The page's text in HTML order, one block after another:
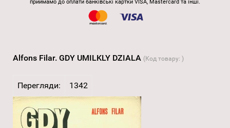
приймамо до оплати банківські картки VISA, Mastercard та інші.
Alfons Filar. GDY UMILKLY DZIALA (Код товару: )
Перегляди: 1342